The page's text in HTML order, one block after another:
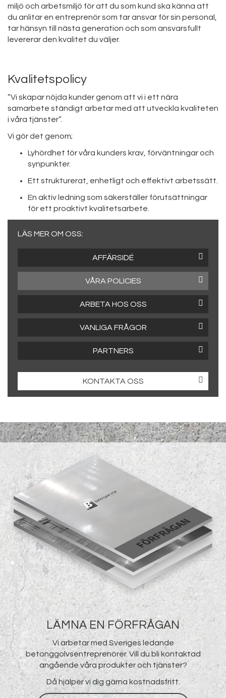
miljö och arbetsmiljö för att du som kund ska känna att
du anlitar en entreprenör som tar ansvar för sin personal,
tar hänsyn till nästa generation och som ansvarsfullt
levererar den kvalitet du väljer.
Kvalitetspolicy
”Vi skapar nöjda kunder genom att vi i ett nära
samarbete ständigt arbetar med att utveckla kvaliteten
i våra tjänster”.
Vi gör det genom;
Lyhördhet för våra kunders krav, förväntningar och
synpunkter.
Ett strukturerat, enhetligt och effektivt arbetssätt.
En aktiv ledning som säkerställer förutsättningar
för ett proaktivt kvalitetsarbete.
LÄS MER OM OSS:
AFFÄRSIDÉ
VÅRA POLICIES
ARBETA HOS OSS
VANLIGA FRÅGOR
PARTNERS
KONTAKTA OSS
LÄMNA EN FÖRFRÅGAN
Vi arbetar med Sveriges ledande
betonggolvsentreprenörer. Vill du bli kontaktad
angående våra produkter och tjänster?
Då hjälper vi dig gärna kostnadsfritt.